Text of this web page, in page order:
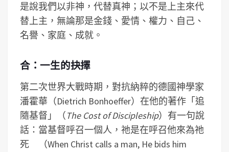
是說我們以非神，代替真神；以不是上主來代
替上主，無論那是金錢、愛情、權力、自己、
名譽、家庭、成就。
合：一生的抉擇
第二次世界大戰時期，對抗納粹的德國神學家
潘霍華（Dietrich Bonhoeffer）在他的著作「追
隨基督」（The Cost of Discipleship）有一句說
話：當基督呼召一個人，祂是在呼召他來為祂
死 （When Christ calls a man, He bids him